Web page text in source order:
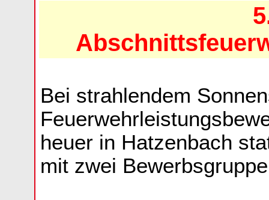
Bei strahlendem
heuer in Hatzenbach
mit zwei